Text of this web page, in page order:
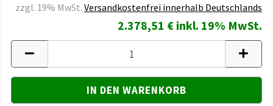
zzgl. 19% MwSt. Versandkostenfrei innerhalb Deutschlands
2.378,51 € inkl. 19% MwSt.